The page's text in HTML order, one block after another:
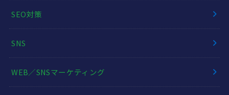
SEO対策
SNS
WEB／SNSマーケティング